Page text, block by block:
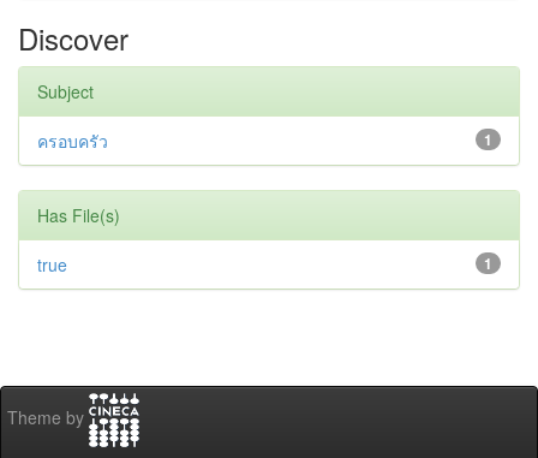
Discover
Subject
1
ครอบครัว
Has File(s)
1
true
Theme by